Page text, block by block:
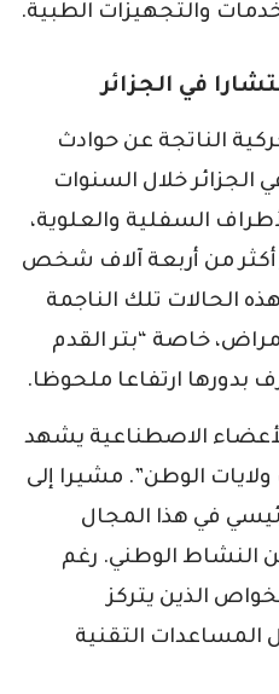
والتجهيزات الطبية.
في الجزائر
الناتجة عن حوادث
الجزائر خلال السنوات
السفلية والعلوية،
أكثر من أربعة آلاف شخص
الحالات تلك الناجمة
خاصة “بتر القدم
بدورها ارتفاعا ملحوظا.
الاصطناعية يشهد
الوطن”. مشيرا إلى
في هذا المجال
بالمائة من النشاط الوطني. رغم
الذين يتركز
التقنية